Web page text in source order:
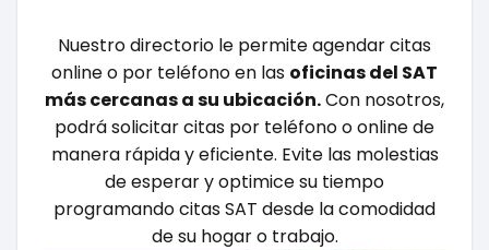
Nuestro directorio le permite agendar citas
online o por teléfono en las oficinas del SAT
más cercanas a su ubicación.Con nosotros,
podrá solicitar citas por teléfono o online de
manera rápida y eficiente. Evite las molestias
de esperar y optimice su tiempo
programando citas SAT desde la comodidad
de su hogar o trabajo.